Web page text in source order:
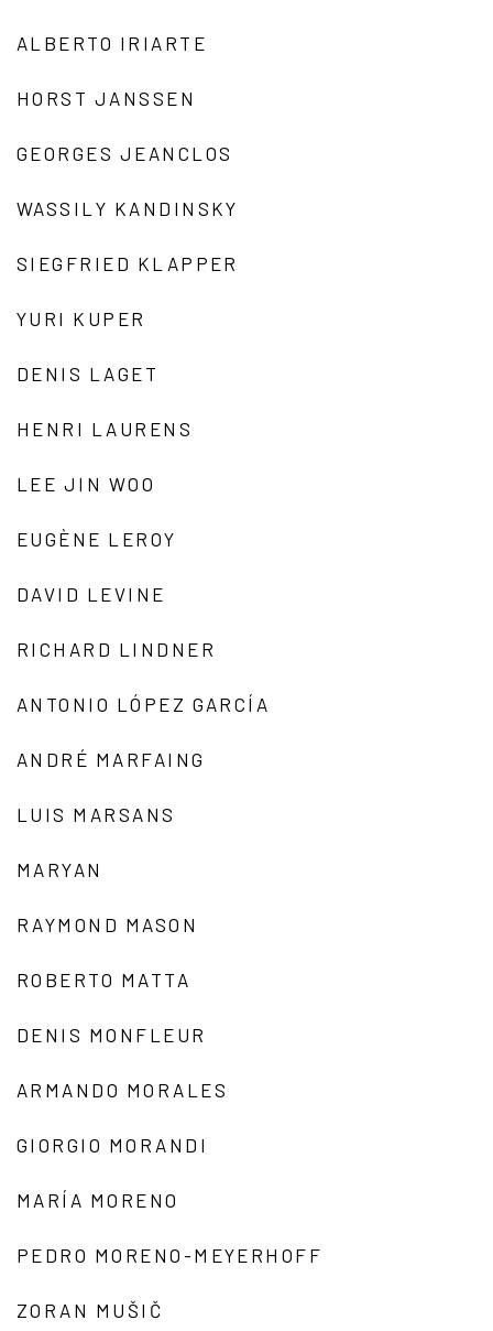
ALBERTO IRIARTE
HORST JANSSEN
GEORGES JEANCLOS
WASSILY KANDINSKY
SIEGFRIED KLAPPER
YURI KUPER
DENIS LAGET
HENRI LAURENS
LEE JIN WOO
EUGÈNE LEROY
DAVID LEVINE
RICHARD LINDNER
ANTONIO LÓPEZ GARCÍA
ANDRÉ MARFAING
LUIS MARSANS
MARYAN
RAYMOND MASON
ROBERTO MATTA
DENIS MONFLEUR
ARMANDO MORALES
GIORGIO MORANDI
MARÍA MORENO
PEDRO MORENO-MEYERHOFF
ZORAN MUŠIČ